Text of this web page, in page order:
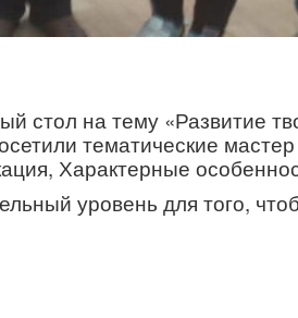
стол на тему «Развитие
тематические
Характерные
уровень для того,